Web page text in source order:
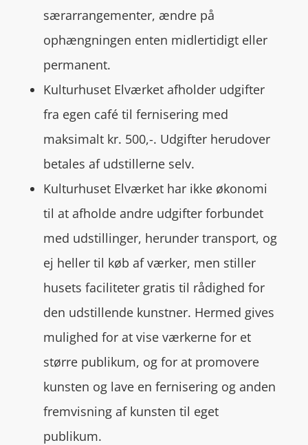
særarrangementer, ændre på
ophængningen enten midlertidigt eller
permanent.
Kulturhuset Elværket afholder udgifter
fra egen café til fernisering med
maksimalt kr. 500,-. Udgifter herudover
betales af udstillerne selv.
Kulturhuset Elværket har ikke økonomi
til at afholde andre udgifter forbundet
med udstillinger, herunder transport, og
ej heller til køb af værker, men stiller
husets faciliteter gratis til rådighed for
den udstillende kunstner. Hermed gives
mulighed for at vise værkerne for et
større publikum, og for at promovere
kunsten og lave en fernisering og anden
fremvisning af kunsten til eget
publikum.